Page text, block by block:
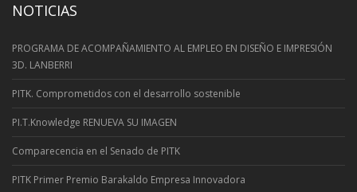
NOTICIAS
PROGRAMA DE ACOMPAÑAMIENTO AL EMPLEO EN DISEÑO E IMPRESIÓN
3D. LANBERRI
PITK. Comprometidos con el desarrollo sostenible
PI.T.Knowledge RENUEVA SU IMAGEN
Comparecencia en el Senado de PITK
PITK Primer Premio Barakaldo Empresa Innovadora